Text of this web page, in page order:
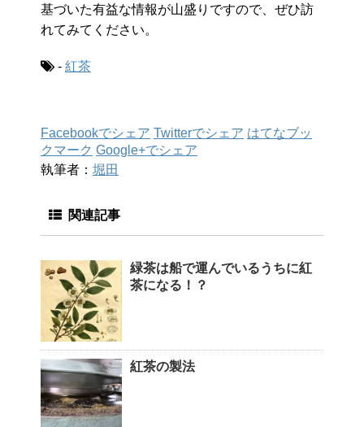
基づいた有益な情報が山盛りですので、ぜひ訪
れてみてください。
- 紅茶
Facebookでシェア Twitterでシェア はてなブッ
クマーク Google+でシェア
執筆者： 堀田
関連記事
緑茶は船で運んでいるうちに紅
茶になる！？
紅茶の製法